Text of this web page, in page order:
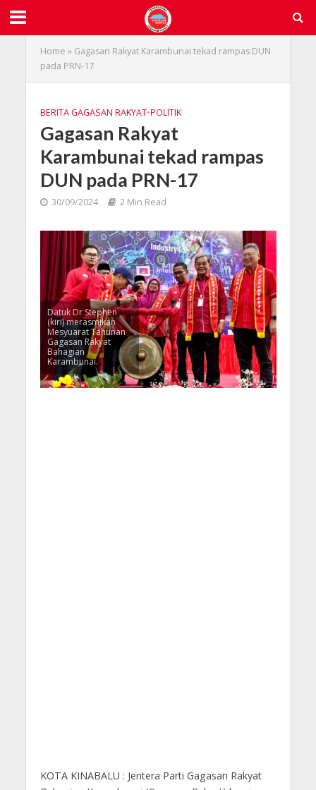
Home » Gagasan Rakyat Karambunai tekad rampas DUN
pada PRN-17
BERITA GAGASAN RAKYAT•POLITIK
Gagasan Rakyat
Karambunai tekad rampas
DUN pada PRN-17
30/09/2024 2 Min Read
Datuk Dr Stephen
(kiri) merasmikan
Mesyuarat Tahunan
Gagasan Rakyat
Bahagian
Karambunai.
KOTA KINABALU : Jentera Parti Gagasan Rakyat